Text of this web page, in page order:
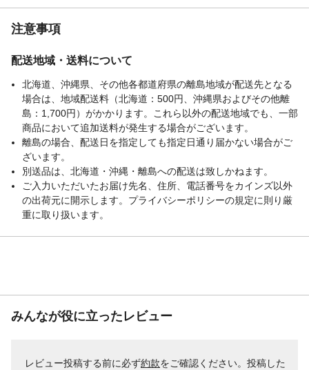
注意事項
配送地域・送料について
北海道、沖縄県、その他各都道府県の離島地域が配送先となる
場合は、地域配送料（北海道：500円、沖縄県およびその他離
島：1,700円）がかかります。これら以外の配送地域でも、一部
商品において追加送料が発生する場合がございます。
離島の場合、配送日を指定しても指定日通り届かない場合がご
ざいます。
別送品は、北海道・沖縄・離島への配送は致しかねます。
ご入力いただいたお届け先名、住所、電話番号をカインズ以外
の出荷元に開示します。プライバシーポリシーの規定に則り厳
重に取り扱います。
みんなが役に立ったレビュー
レビュー投稿する前に必ず約款をご確認ください。投稿した